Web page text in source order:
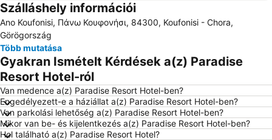
Szálláshely információi
Ano Koufonisi, Πάνω Κουφονήσι, 84300, Koufonisi - Chora,
Görögország
Több mutatása
Gyakran Ismételt Kérdések a(z) Paradise
Resort Hotel-ról
Van medence a(z) Paradise Resort Hotel-ben?
Engedélyezett-e a háziállat a(z) Paradise Resort Hotel-ben?
Van parkolási lehetőség a(z) Paradise Resort Hotel-ben?
Mikor van be- és kijelentkezés a(z) Paradise Resort Hotel-ben?
Hol található a(z) Paradise Resort Hotel?